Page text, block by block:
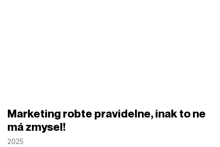
Marketing robte pravidelne, inak to ne
má zmysel!
2025